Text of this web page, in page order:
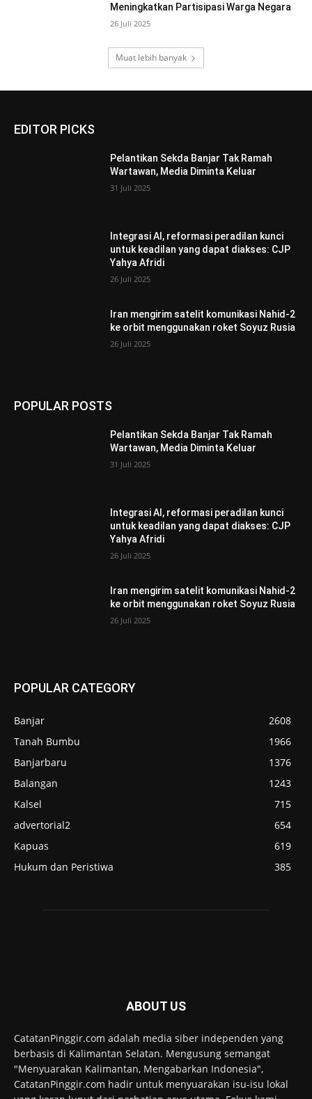
Meningkatkan Partisipasi Warga Negara
26 Juli 2025
Muat lebih banyak
EDITOR PICKS
Pelantikan Sekda Banjar Tak Ramah
Wartawan, Media Diminta Keluar
31 Juli 2025
Integrasi AI, reformasi peradilan kunci
untuk keadilan yang dapat diakses: CJP
Yahya Afridi
26 Juli 2025
Iran mengirim satelit komunikasi Nahid-2
ke orbit menggunakan roket Soyuz Rusia
26 Juli 2025
POPULAR POSTS
Pelantikan Sekda Banjar Tak Ramah
Wartawan, Media Diminta Keluar
31 Juli 2025
Integrasi AI, reformasi peradilan kunci
untuk keadilan yang dapat diakses: CJP
Yahya Afridi
26 Juli 2025
Iran mengirim satelit komunikasi Nahid-2
ke orbit menggunakan roket Soyuz Rusia
26 Juli 2025
POPULAR CATEGORY
Banjar
2608
Tanah Bumbu
1966
Banjarbaru
1376
Balangan
1243
Kalsel
715
advertorial2
654
Kapuas
619
Hukum dan Peristiwa
385
ABOUT US
CatatanPinggir.com adalah media siber independen yang
berbasis di Kalimantan Selatan. Mengusung semangat
"Menyuarakan Kalimantan, Mengabarkan Indonesia",
CatatanPinggir.com hadir untuk menyuarakan isu-isu lokal